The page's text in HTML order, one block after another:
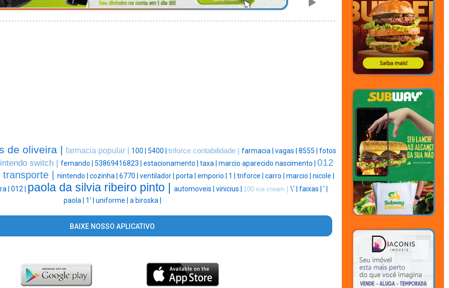
de oliveira | farmacia popular | 100 | 5400 | triforce contabilidade | farmacia | vagas | 8555 | fotos
switch | fernando | 53869416823 | estacionamento | taxa | marcio aparecido nascimento | 012
| nintendo | cozinha | 6770 | ventilador | porta | emporio | 1 | triforce | carro | marcio | nicole |
| 012 | paola da silvia ribeiro pinto | automoveis | vinicius | 100 ice cream | \' | faixas | ' |
paola | 1' | uniforme | a biroska |
BAIXE NOSSO APLICATIVO